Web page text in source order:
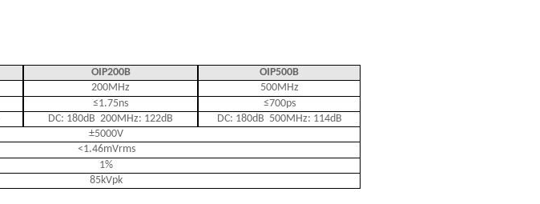
OIP200B
OIP500B
200MHz 500MHz
≤1.75ns
≤700ps
DC: 180dB 200MHz: 122dB DC: 180dB 500MHz: 114dB
±5000V
<1.46mVrms
1%
85kVpk